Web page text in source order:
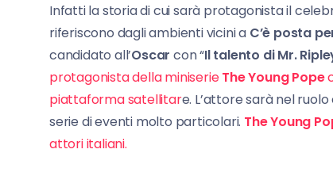
Infatti la storia di cui sarà protagonista il
riferiscono dagli ambienti vicini a C’è posta
candidato all’Oscar con “Il talento di Mr.
protagonista della miniserieThe Young Pope
piattaforma satellitare. L’attore sarà nel ruolo
serie di eventi molto particolari. The Young
attori italiani.